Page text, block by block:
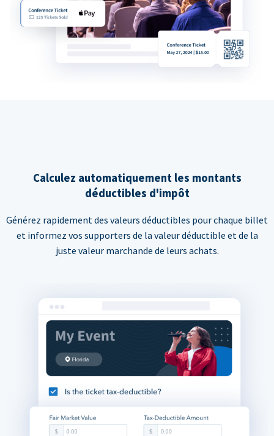
Calculez automatiquement les montants
déductibles d'impôt
Générez rapidement des valeurs déductibles pour chaque billet
et informez vos supporters de la valeur déductible et de la
juste valeur marchande de leurs achats.